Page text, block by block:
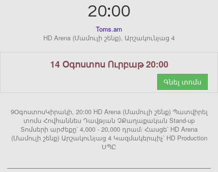
20:00
Toms.am
HD Arena (Մամուլի շենք), Արշակունյաց 4
14 Օգոստոս Ուրբաթ 20:00
Գնել տոմս
9ՕգոստոսԿիրակի, 20:00 HD Arena (Մամուլի շենք) Պատվիրել
տոմս Հովհաննես Դավթյան ՉՔաղաքական Stand-up
Տոմսերի արժեքը՝ 4,000 - 20,000 դրամ։ Հասցե՝ HD Arena
(Մամուլի շենք) Արշակունյաց 4 Կազմակերպիչ՝ HD Production
ՍՊԸ